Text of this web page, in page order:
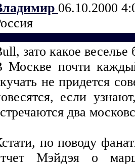
06.10.2000
зато какое
Москве почти
не придется
если
два
по поводу
Мэйдэя о